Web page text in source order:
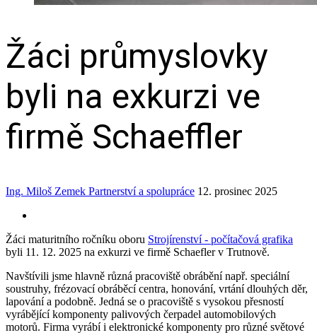
Žáci průmyslovky
byli na exkurzi ve
firmě Schaeffler
Ing. Miloš Zemek Partnerství a spolupráce 12. prosinec 2025
Žáci maturitního ročníku oboru Strojírenství - počítačová grafika
byli 11. 12. 2025 na exkurzi ve firmě Schaefler v Trutnově.
Navštívili jsme hlavně různá pracoviště obrábění např. speciální
soustruhy, frézovací obráběcí centra, honování, vrtání dlouhých děr,
lapování a podobně. Jedná se o pracoviště s vysokou přesností
vyrábějící komponenty palivových čerpadel automobilových
motorů. Firma vyrábí i elektronické komponenty pro různé světové